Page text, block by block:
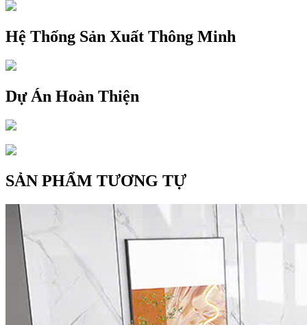
Hệ Thống Sản Xuất Thông Minh
Dự Án Hoàn Thiện
SẢN PHẨM TƯƠNG TỰ